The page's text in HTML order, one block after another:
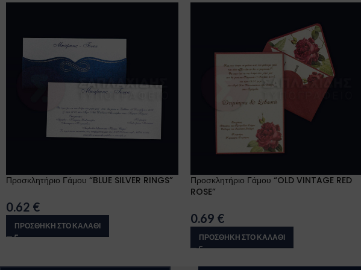
Προσκλητήριο Γάμου “BLUE SILVER RINGS”
0.62 €
ΠΡΟΣΘΉΚΗ ΣΤΟ ΚΑΛΆΘΙ
Προσκλητήριο Γάμου “OLD VINTAGE RED
ROSE”
0.69 €
ΠΡΟΣΘΉΚΗ ΣΤΟ ΚΑΛΆΘΙ